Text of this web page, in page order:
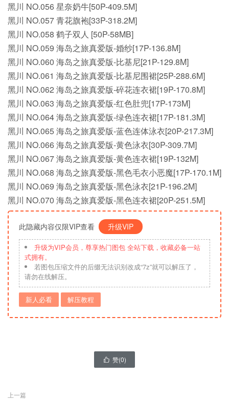
黑川 NO.056 星奈奶牛[50P-409.5M]
黑川 NO.057 青花旗袍[33P-318.2M]
黑川 NO.058 鹤子双人 [50P-58MB]
黑川 NO.059 海岛之旅真爱版-婚纱[17P-136.8M]
黑川 NO.060 海岛之旅真爱版-比基尼[21P-129.8M]
黑川 NO.061 海岛之旅真爱版-比基尼围裙[25P-288.6M]
黑川 NO.062 海岛之旅真爱版-碎花连衣裙[19P-170.8M]
黑川 NO.063 海岛之旅真爱版-红色肚兜[17P-173M]
黑川 NO.064 海岛之旅真爱版-绿色连衣裙[17P-181.3M]
黑川 NO.065 海岛之旅真爱版-蓝色连体泳衣[20P-217.3M]
黑川 NO.066 海岛之旅真爱版-黄色泳衣[30P-309.7M]
黑川 NO.067 海岛之旅真爱版-黄色连衣裙[19P-132M]
黑川 NO.068 海岛之旅真爱版-黑色毛衣小恶魔[17P-170.1M]
黑川 NO.069 海岛之旅真爱版-黑色泳衣[21P-196.2M]
黑川 NO.070 海岛之旅真爱版-黑色连衣裙[20P-251.5M]
此隐藏内容仅限VIP查看 升级VIP
升级为VIP会员，尊享热门图包 全站下载，收藏必备一站
式拥有。
若图包压缩文件的后缀无法识别改成“7z”就可以解压了，
请勿在线解压。
新人必看 解压教程
 赞(0)
上一篇